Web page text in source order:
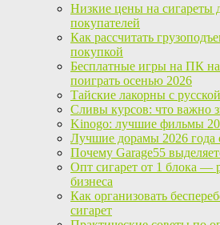
Низкие цены на сигареты
покупателей
Как рассчитать
покупкой
Бесплатные игры на ПК на
поиграть осенью 2026
Тайские лакорны с
Сливы курсов: что важно
Kinogo: лучшие фильмы
Лучшие дорамы 2026 года
Почему Garage55
Опт сигарет от 1 блока —
бизнеса
Как организовать
сигарет